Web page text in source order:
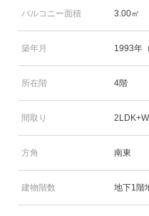
バルコニー面積 3.00㎡
築年月 1993年
所在階 4階
間取り
方角 南東
建物階数 地下1階